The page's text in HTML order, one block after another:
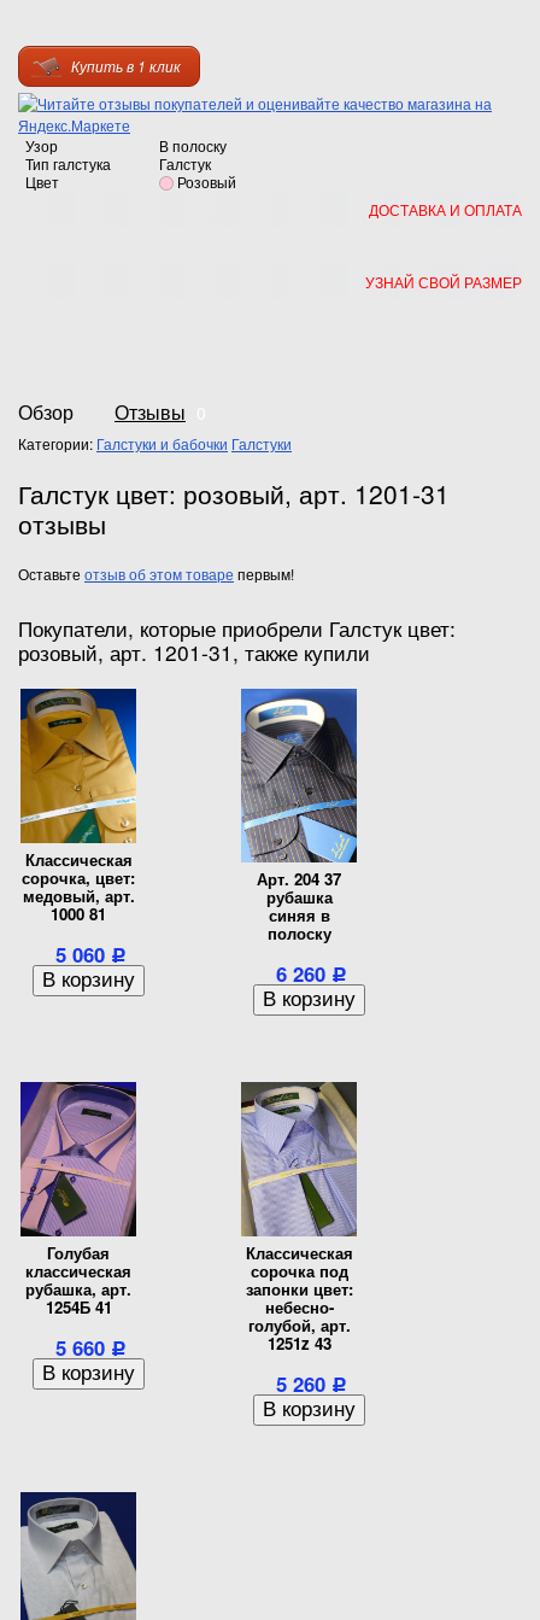
Купить в 1 клик
Узор
В полоску
Тип галстука
Галстук
Цвет
Розовый
ДОСТАВКА И ОПЛАТА
УЗНАЙ СВОЙ РАЗМЕР
Обзор Отзывы
Категории: Галстуки и бабочки Галстуки
Галстук цвет: розовый, арт. 1201-31
отзывы
Оставьте отзыв об этом товаре первым!
Покупатели, которые приобрели Галстук цвет:
розовый, арт. 1201-31, также купили
Классическая
сорочка, цвет:
медовый, арт.
1000 81
5 060 Р
Арт. 204 37
рубашка
синяя в
полоску
6 260 Р
Голубая
классическая
рубашка, арт.
1254Б 41
5 660 Р
Классическая
сорочка под
запонки цвет:
небесно-
голубой, арт.
1251z 43
5 260 Р